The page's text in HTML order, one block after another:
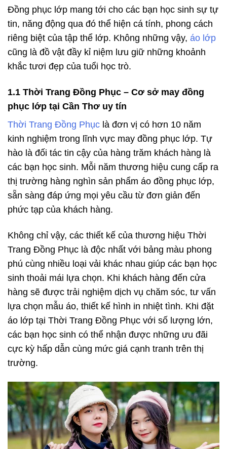
Đồng phục lớp mang tới cho các bạn học sinh sự tự
tin, năng động qua đó thể hiện cá tính, phong cách
riêng biệt của tập thể lớp. Không những vậy, áo lớp
cũng là đồ vật đầy kỉ niệm lưu giữ những khoảnh
khắc tươi đẹp của tuổi học trò.
1.1 Thời Trang Đồng Phục – Cơ sở may đồng
phục lớp tại Cần Thơ uy tín
Thời Trang Đồng Phục là đơn vị có hơn 10 năm
kinh nghiệm trong lĩnh vực may đồng phục lớp. Tự
hào là đối tác tin cậy của hàng trăm khách hàng là
các bạn học sinh. Mỗi năm thương hiệu cung cấp ra
thị trường hàng nghìn sản phẩm áo đồng phục lớp,
sẵn sàng đáp ứng mọi yêu cầu từ đơn giản đến
phức tạp của khách hàng.
Không chỉ vậy, các thiết kế của thương hiệu Thời
Trang Đồng Phục là độc nhất với bảng màu phong
phú cùng nhiều loại vải khác nhau giúp các bạn học
sinh thoải mái lựa chọn. Khi khách hàng đến cửa
hàng sẽ được trải nghiệm dịch vụ chăm sóc, tư vấn
lựa chọn mẫu áo, thiết kế hình in nhiệt tình. Khi đặt
áo lớp tại Thời Trang Đồng Phục với số lượng lớn,
các bạn học sinh có thể nhận được những ưu đãi
cực kỳ hấp dẫn cùng mức giá cạnh tranh trên thị
trường.